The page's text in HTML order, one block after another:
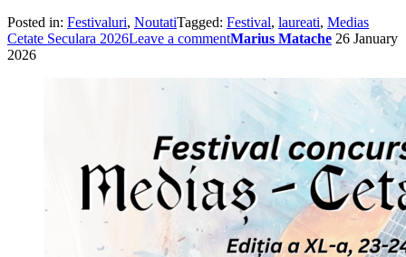
Posted in: Festivaluri, NoutatiTagged: Festival, laureati, Medias
Cetate Seculara 2026Leave a commentMarius Matache 26 January
2026